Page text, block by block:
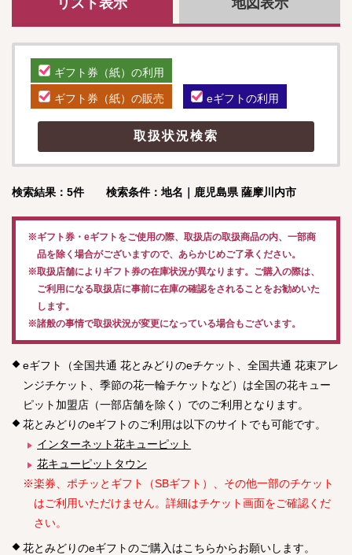
ギフト券（紙）の利用
ギフト券（紙）の販売 eギフトの利用
検索結果：5件 検索条件：地名｜鹿児島県 薩摩川内市
※ギフト券・eギフトをご使用の際、取扱店の取扱商品の内、一部商
品を除く場合がございますので、あらかじめご了承ください。
※取扱店舗によりギフト券の在庫状況が異なります。ご購入の際は、
ご利用になる取扱店に事前に在庫の確認をされることをお勧めいた
します。
※諸般の事情で取扱状況が変更になっている場合もございます。
eギフト（全国共通 花とみどりのeチケット、全国共通 花束アレ
ンジチケット、季節の花一輪チケットなど）は全国の花キュー
ピット加盟店（一部店舗を除く）でのご利用となります。
花とみどりのeギフトのご利用は以下のサイトでも可能です。
インターネット花キューピット
花キューピットタウン
※楽券、ポチッとギフト（SBギフト）、その他一部のチケット
はご利用いただけません。詳細はチケット画面をご確認くだ
さい。
花とみどりのeギフトのご購入はこちらからお願いします。